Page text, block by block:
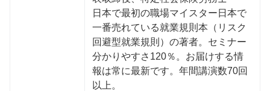
日本で最初の職場マイスター日本で
一番売れている就業規則本（リスク
回避型就業規則）の著者。セミナー
分かりやすさ120％。お届けする情
報は常に最新です。年間講演数70回
以上。